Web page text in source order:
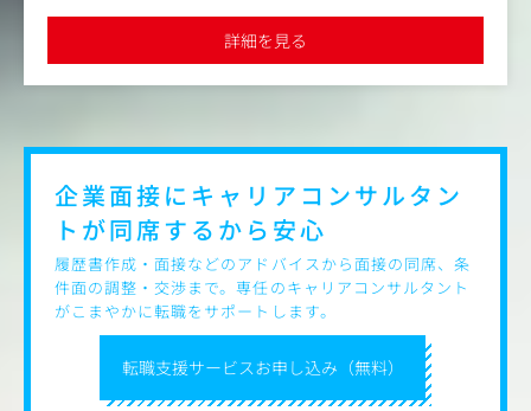
成感や、ブランドコミュニケーションを通じて顧客に価値
を届けるやりがいも味わえます！
●同社からの紹介実績も多数あり、面接対策をはじめとするサポ
詳細を見る
転職支援サービスお申し込み（無料）
企業面接にキャリアコンサルタン
トが同席するから安心
履歴書作成・面接などのアドバイスから面接の同席、条
件面の調整・交渉まで。専任のキャリアコンサルタント
がこまやかに転職をサポートします。